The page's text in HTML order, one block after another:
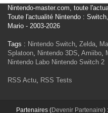
Nintendo-master.com, toute
Toute l'actualité Nintendo :
Mario - 2003-2026
Tags : Nintendo Switch, Zelda,
Splatoon, Nintendo 3DS, Amiibo,
Nintendo Labo Nintendo Switch 2
RSS Actu, RSS Tests
Partenaires (Devenir Partenaire) :